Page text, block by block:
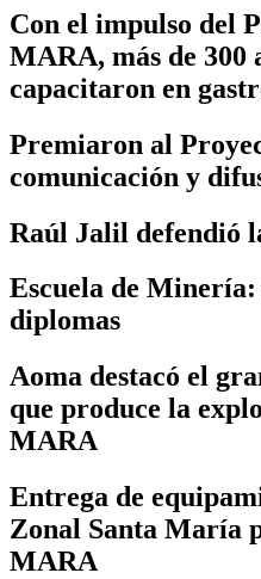
Con el impulso del
MARA, más de 300
capacitaron en
Premiaron al
comunicación y
Raúl Jalil defendió
Escuela de
diplomas
Aoma destacó el
que produce la
MARA
Entrega de
Zonal Santa María
MARA